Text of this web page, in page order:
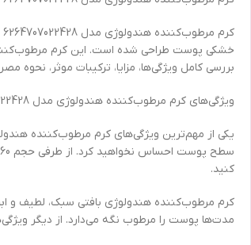
خشکی پوست طراحی شده است. این کرم مرطوب‌کننده
بررسی کامل ویژگی‌ها، مزایا، ترکیبات موثر،
ویژگی‌های کرم مرطوب‌کننده هندولوژی مدل 6264707022428
کنید.
کرم مرطوب‌کننده هندولوژی بافتی سبک، لطیف
مدت‌ها پوست را مرطوب نگه می‌دارد. از دیگر